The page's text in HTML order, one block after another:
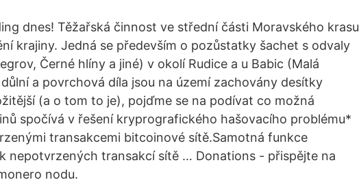
dnes! Těžařská činnost ve střední části Moravského krasu
krajiny. Jedná se především o pozůstatky šachet s odvaly
Černé hlíny a jiné) v okolí Rudice a u Babic (Malá
a povrchová díla jsou na území zachovány desítky
(a o tom to je), pojďme se na podívat co možná
spočívá v řešení kryprografického hašovacího problému*
transakcemi bitcoinové sítě.Samotná funkce
nepotvrzených transakcí sítě … Donations - přispějte na
nodu.